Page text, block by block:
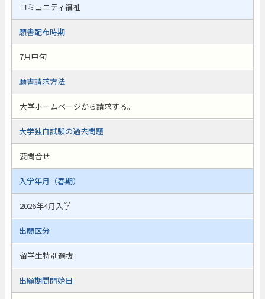
コミュニティ福祉
願書配布時期
7月中旬
願書請求方法
大学ホームページから請求する。
大学独自試験の過去問題
要問合せ
入学年月（春期）
2026年4月入学
出願区分
留学生特別選抜
出願期間開始日